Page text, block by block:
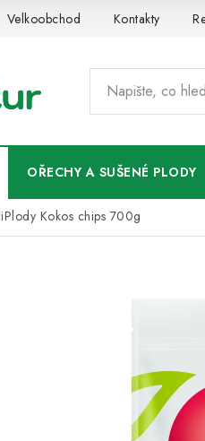
Velkoobchod Kontakty
OŘECHY A SUŠENÉ PLODY
iPlody Kokos chips 700g